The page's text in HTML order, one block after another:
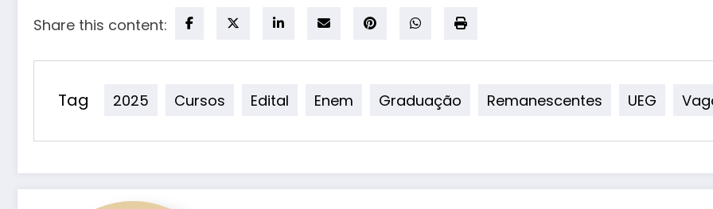
Share this content:
Tag 2025 Cursos Edital Enem Graduação Remanescentes UEG